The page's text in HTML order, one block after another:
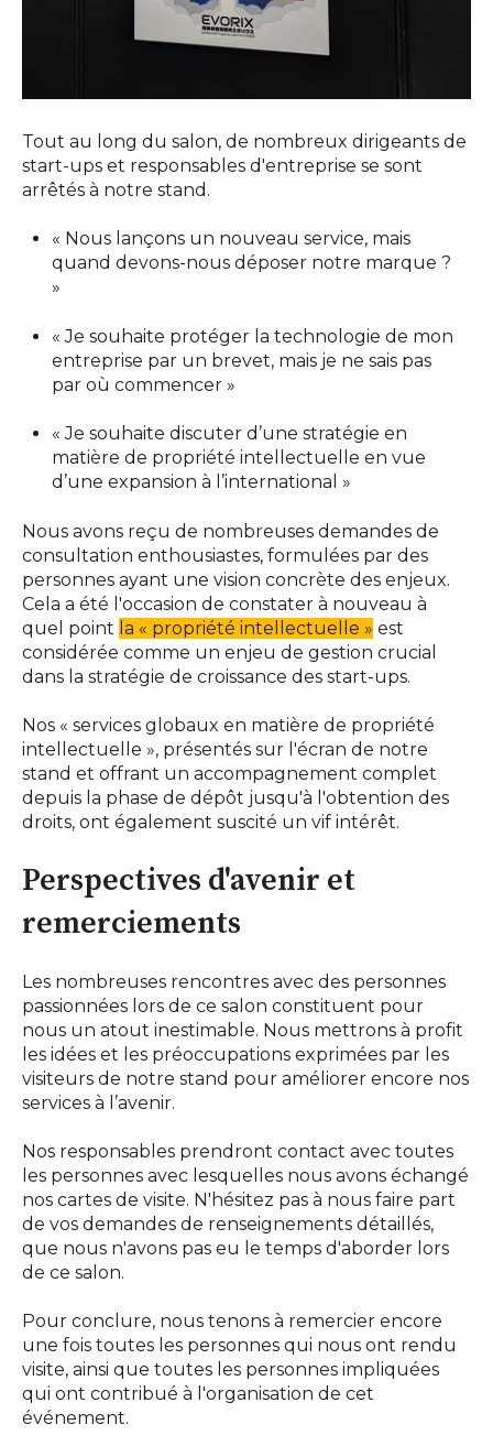
Tout au long du salon, de nombreux dirigeants de
start-ups et responsables d'entreprise se sont
arrêtés à notre stand.
« Nous lançons un nouveau service, mais
quand devons-nous déposer notre marque ?
»
« Je souhaite protéger la technologie de mon
entreprise par un brevet, mais je ne sais pas
par où commencer »
« Je souhaite discuter d’une stratégie en
matière de propriété intellectuelle en vue
d’une expansion à l’international »
Nous avons reçu de nombreuses demandes de
consultation enthousiastes, formulées par des
personnes ayant une vision concrète des enjeux.
Cela a été l'occasion de constater à nouveau à
quel point la « propriété intellectuelle » est
considérée comme un enjeu de gestion crucial
dans la stratégie de croissance des start-ups.
Nos « services globaux en matière de propriété
intellectuelle », présentés sur l'écran de notre
stand et offrant un accompagnement complet
depuis la phase de dépôt jusqu'à l'obtention des
droits, ont également suscité un vif intérêt.
Perspectives d'avenir et
remerciements
Les nombreuses rencontres avec des personnes
passionnées lors de ce salon constituent pour
nous un atout inestimable. Nous mettrons à profit
les idées et les préoccupations exprimées par les
visiteurs de notre stand pour améliorer encore nos
services à l’avenir.
Nos responsables prendront contact avec toutes
les personnes avec lesquelles nous avons échangé
nos cartes de visite. N'hésitez pas à nous faire part
de vos demandes de renseignements détaillés,
que nous n'avons pas eu le temps d'aborder lors
de ce salon.
Pour conclure, nous tenons à remercier encore
une fois toutes les personnes qui nous ont rendu
visite, ainsi que toutes les personnes impliquées
qui ont contribué à l'organisation de cet
événement.